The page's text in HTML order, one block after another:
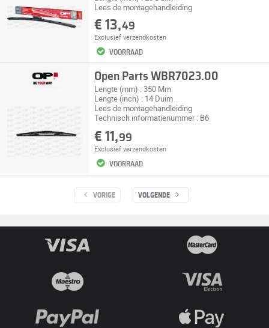
Lees de montagehandleiding
€ 13,49
Exclusief verzendkosten
VOORRAAD
Open Parts WBR7023.00
Lengte (mm) : 350 Mm
Lengte (inch) : 14 Duim
Lees de montagehandleiding
Technisch informatienummer : B6
€ 11,99
Exclusief verzendkosten
VOORRAAD
VORIGE VOLGENDE